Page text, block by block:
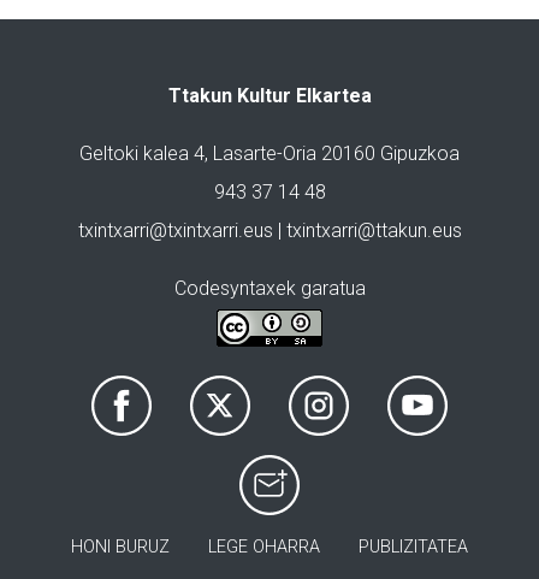
Ttakun Kultur Elkartea
Geltoki kalea 4, Lasarte-Oria 20160 Gipuzkoa
943 37 14 48
txintxarri@txintxarri.eus | txintxarri@ttakun.eus
Codesyntaxek garatua
HONI BURUZ LEGE OHARRA PUBLIZITATEA